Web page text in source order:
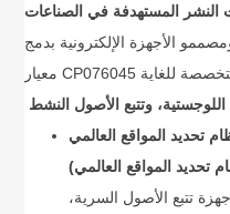
النشر المستهدفة في الصناعات
الأجهزة الإلكترونية بدمج
وتتبع الأصول النشط
تحديد المواقع العالمي
تتبع الأصول السرية،